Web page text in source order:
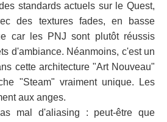
standards actuels sur le Quest,
des textures fades, en basse
car les PNJ sont plutôt réussis
d'ambiance. Néanmoins, c'est un
cette architecture "Art Nouveau"
"Steam" vraiment unique. Les
aux anges.
mal d'aliasing : peut-être que